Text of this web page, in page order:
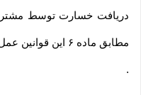
دریافت خسارت توسط
مطابق ماده ۶ این قوانین عمل خواهد شد
.